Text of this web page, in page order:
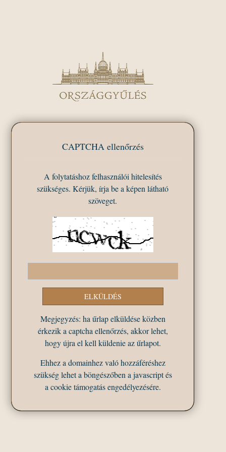
CAPTCHA ellenőrzés
A folytatáshoz felhasználói hitelesítés
szükséges. Kérjük, írja be a képen látható
szöveget.
Megjegyzés: ha űrlap elküldése közben
érkezik a captcha ellenőrzés, akkor lehet,
hogy újra el kell küldenie az űrlapot.
Ehhez a domainhez való hozzáféréshez
szükség lehet a böngészőben a javascript és
a cookie támogatás engedélyezésére.